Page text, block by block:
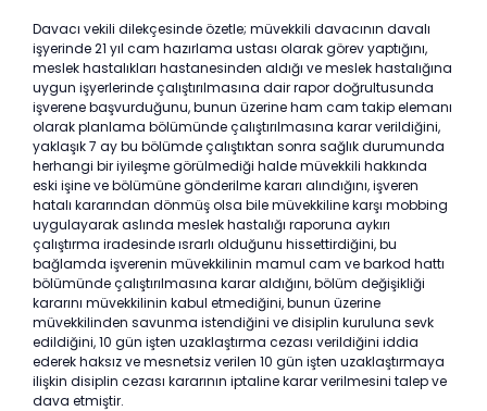
Davacı vekili dilekçesinde özetle; müvekkili davacının davalı
işyerinde 21 yıl cam hazırlama ustası olarak görev yaptığını,
meslek hastalıkları hastanesinden aldığı ve meslek hastalığına
uygun işyerlerinde çalıştırılmasına dair rapor doğrultusunda
işverene başvurduğunu, bunun üzerine ham cam takip elemanı
olarak planlama bölümünde çalıştırılmasına karar verildiğini,
yaklaşık 7 ay bu bölümde çalıştıktan sonra sağlık durumunda
herhangi bir iyileşme görülmediği halde müvekkili hakkında
eski işine ve bölümüne gönderilme kararı alındığını, işveren
hatalı kararından dönmüş olsa bile müvekkiline karşı mobbing
uygulayarak aslında meslek hastalığı raporuna aykırı
çalıştırma iradesinde ısrarlı olduğunu hissettirdiğini, bu
bağlamda işverenin müvekkilinin mamul cam ve barkod hattı
bölümünde çalıştırılmasına karar aldığını, bölüm değişikliği
kararını müvekkilinin kabul etmediğini, bunun üzerine
müvekkilinden savunma istendiğini ve disiplin kuruluna sevk
edildiğini, 10 gün işten uzaklaştırma cezası verildiğini iddia
ederek haksız ve mesnetsiz verilen 10 gün işten uzaklaştırmaya
ilişkin disiplin cezası kararının iptaline karar verilmesini talep ve
dava etmiştir.